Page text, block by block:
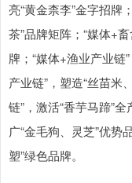
亮“黄金柰李”金字招牌
茶”品牌矩阵；“媒体+
牌；“媒体+渔业产业链
产业链”，塑造“丝苗米
链”，激活“香芋马蹄”
广“金毛狗、灵芝”优势
塑”绿色品牌。